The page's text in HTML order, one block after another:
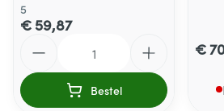
5
€ 59,87
Bestel
€